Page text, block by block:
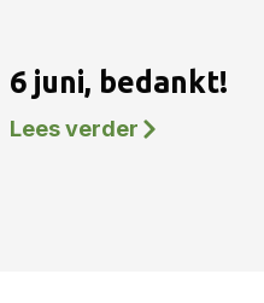
6 juni, bedankt!
Lees verder